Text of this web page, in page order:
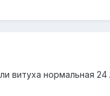
витуха нормальная